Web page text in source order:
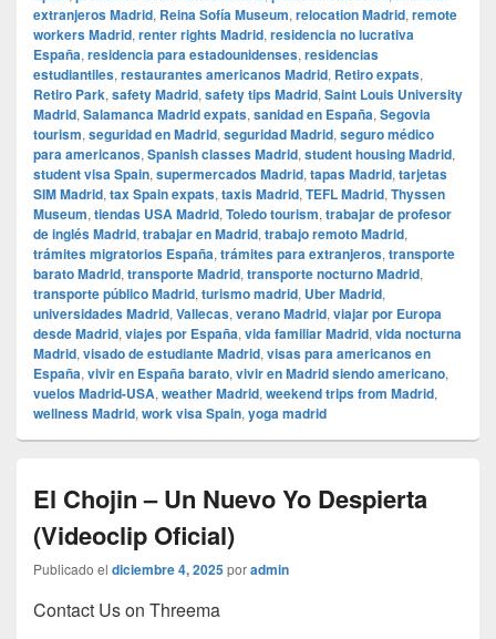
extranjeros Madrid, Reina Sofía Museum, relocation Madrid, remote
workers Madrid, renter rights Madrid, residencia no lucrativa
España, residencia para estadounidenses, residencias
estudiantiles, restaurantes americanos Madrid, Retiro expats,
Retiro Park, safety Madrid, safety tips Madrid, Saint Louis University
Madrid, Salamanca Madrid expats, sanidad en España, Segovia
tourism, seguridad en Madrid, seguridad Madrid, seguro médico
para americanos, Spanish classes Madrid, student housing Madrid,
student visa Spain, supermercados Madrid, tapas Madrid, tarjetas
SIM Madrid, tax Spain expats, taxis Madrid, TEFL Madrid, Thyssen
Museum, tiendas USA Madrid, Toledo tourism, trabajar de profesor
de inglés Madrid, trabajar en Madrid, trabajo remoto Madrid,
trámites migratorios España, trámites para extranjeros, transporte
barato Madrid, transporte Madrid, transporte nocturno Madrid,
transporte público Madrid, turismo madrid, Uber Madrid,
universidades Madrid, Vallecas, verano Madrid, viajar por Europa
desde Madrid, viajes por España, vida familiar Madrid, vida nocturna
Madrid, visado de estudiante Madrid, visas para americanos en
España, vivir en España barato, vivir en Madrid siendo americano,
vuelos Madrid-USA, weather Madrid, weekend trips from Madrid,
wellness Madrid, work visa Spain, yoga madrid
El Chojin – Un Nuevo Yo Despierta
(Videoclip Oficial)
Publicado el diciembre 4, 2025poradmin
Contact Us on Threema